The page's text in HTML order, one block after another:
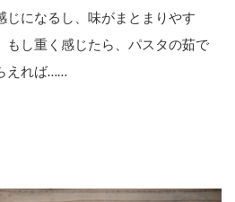
じになるし、味がまとまりやす
もし重く感じたら、パスタの茹で
えれば……